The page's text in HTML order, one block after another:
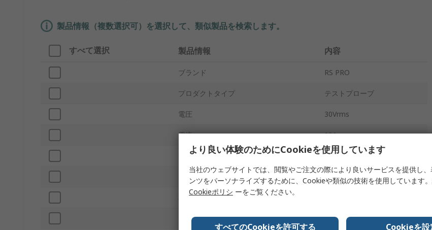
製品情報（複数選択可）を選択して、類似製品を検索します。
すべて選択 製品情報 内容
ブランド RS PRO
プロダクトタイプ テストプローブ
電圧 30Vrms
電流 10A
黒, 赤
プローブチップタイプ ニードル
種類
チップ材料 スチール
より良い体験のためにCookieを使用しています
当社のウェブサイトでは、閲覧やご注文の際により良いサービスを提供し
ンツをパーソナライズするために、Cookieや類似の技術を使用しています。
Cookieポリシ ーをご覧ください。
すべてのCookieを許可する Cookieを設